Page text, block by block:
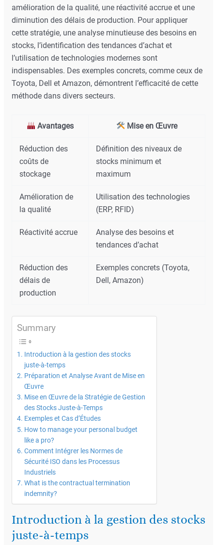
amélioration de la qualité, une réactivité accrue et une
diminution des délais de production. Pour appliquer
cette stratégie, une analyse minutieuse des besoins en
stocks, l’identification des tendances d’achat et
l’utilisation de technologies modernes sont
indispensables. Des exemples concrets, comme ceux de
Toyota, Dell et Amazon, démontrent l’efficacité de cette
méthode dans divers secteurs.
Avantages Mise en Œuvre
Réduction des
coûts de
stockage
Définition des niveaux de
stocks minimum et
maximum
Amélioration de
la qualité
Utilisation des technologies
(ERP, RFID)
Réactivité accrue
Analyse des besoins et
tendances d’achat
Réduction des
délais de
production
Exemples concrets (Toyota,
Dell, Amazon)
Summary
Introduction à la gestion des stocks
juste-à-temps
Préparation et Analyse Avant de Mise en
Œuvre
Mise en Œuvre de la Stratégie de Gestion
des Stocks Juste-à-Temps
Exemples et Cas d’Études
How to manage your personal budget
like a pro?
Comment Intégrer les Normes de
Sécurité ISO dans les Processus
Industriels
What is the contractual termination
indemnity?
Introduction à la gestion des stocks
juste-à-temps